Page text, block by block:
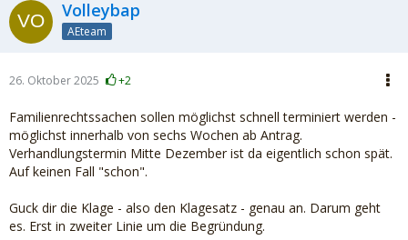
Volleybap
AEteam
26. Oktober 2025 +2
Familienrechtssachen sollen möglichst schnell terminiert werden -
möglichst innerhalb von sechs Wochen ab Antrag.
Verhandlungstermin Mitte Dezember ist da eigentlich schon spät.
Auf keinen Fall "schon".
Guck dir die Klage - also den Klagesatz - genau an. Darum geht
es. Erst in zweiter Linie um die Begründung.